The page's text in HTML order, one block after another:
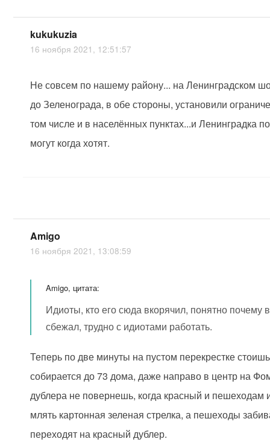
kukukuzia
16 ноября 2021, 12:51:57
Не совсем по нашему району... на Ленинградском
до Зеленограда, в обе стороны, установили
том числе и в населённых пунктах...и Ленинградка
могут когда хотят.
Amigo
16 ноября 2021, 13:08:59
Amigo, цитата:
Идиоты, кто его сюда вкорячил, понятно почему
сбежал, трудно с идиотами работать.
Теперь по две минуты на пустом перекрестке
собирается до 73 дома, даже направо в центр на
дублера не повернешь, когда красный и пешеходам
млять картонная зеленая стрелка, а пешеходы
переходят на красный дублер.